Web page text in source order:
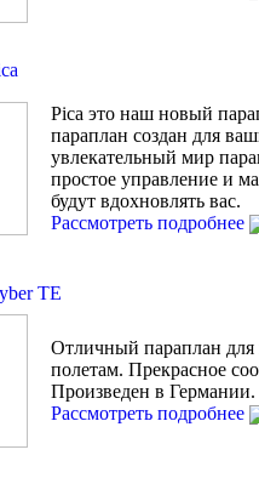
Pica это наш новый
параплан создан для
увлекательный мир
простое управление и
будут вдохновлять вас.
Рассмотреть подробнее
TE
Отличный параплан
полетам. Прекрасное
Произведен в Германии.
Рассмотреть подробнее